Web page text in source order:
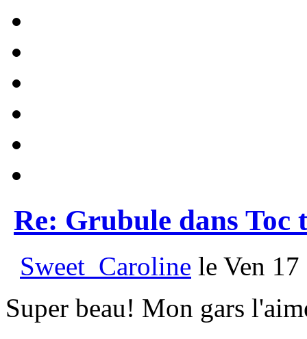
Re: Grubule dans Toc
Sweet_Caroline le Ven
Super beau! Mon gars